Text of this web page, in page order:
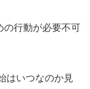
の行動が必要不可
はいつなのか見